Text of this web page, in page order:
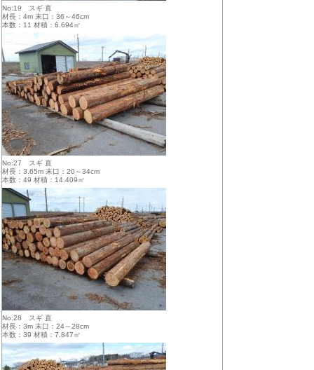
No:19 スギ 直
材長：4m 末口：36～46cm
本数：11 材積：6.694㎥
No:27 スギ 直
材長：3.65m 末口：20～34cm
本数：49 材積：14.409㎥
No:28 スギ 直
材長：3m 末口：24～28cm
本数：39 材積：7.847㎥